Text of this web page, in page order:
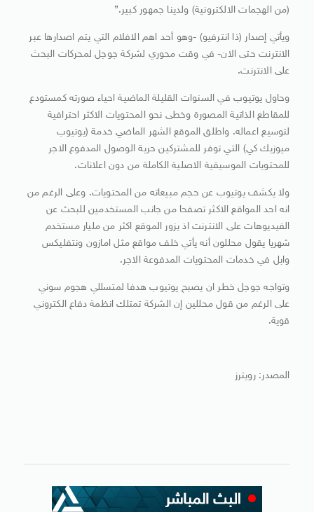
(من الهجمات الالكترونية) ولدينا جمهور كبير.”
ويأتي إصدار (ذا انترفيو) -وهو أحد اهم الافلام التي يتم اصدارها عبر
الانترنت حتى الان- في وقت محوري لشركة جوجل لمحركات البحث
على الانترنت.
وحاول يوتيوب في السنوات القليلة الماضية احياء صورته كمستودع
للمقاطع الذاتية المصورة وخطى نحو المحتويات الاكثر احترافية
لتوسيع اعماله. واطلق الموقع الشهر الماضي خدمة (يوتيوب
ميوزيك كي) التي توفر للمشتركين حرية الوصول المدفوع الاجر
للمحتويات الموسيقية الاصلية الكاملة من دون اعلانات.
ولا يكشف يوتيوب عن حجم مبيعاته من المحتويات. وعلى الرغم من
انه احد المواقع الاكثر تصفحا من جانب المستخدمين للبحث عن
الفيديوهات على الانترنت اذ يزور الموقع اكثر من مليار مستخدم
شهريا يقول محللون أنه يأتي خلف مواقع مثل امازون ونتفليكس
وابل في خدمات المحتويات المدفوعة الاجر.
وتواجه جوجل خطر ان يصبح يوتيوب هدفا لمتسللي هجوم سوني
على الرغم من قول محللين إن الشركة تمتلك انظمة دفاع الكتروني
قوية.
المصدر: رويترز